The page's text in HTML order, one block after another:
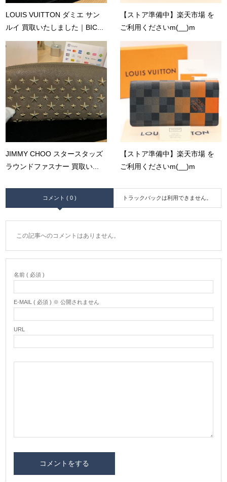
LOUIS VUITTON ダミエ サン
ルイ 買取いたしました｜BIC...
【ストア準備中】楽天市場 を
ご利用くださいm(__)m
JIMMY CHOO スタースタッズ
ラウンドファスナー 買取い...
【ストア準備中】楽天市場 を
ご利用くださいm(__)m
コメント ( 0 ) トラックバックは利用できません。
この記事へのコメントはありません。
名前 ( 必須 )
E-MAIL ( 必須 ) ※ 公開されません
URL